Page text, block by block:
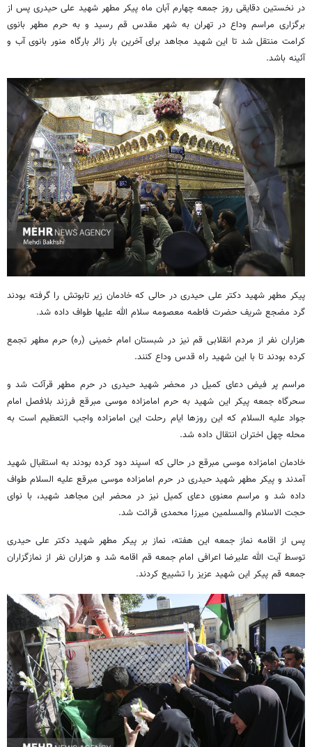
در نخستین دقایقی روز جمعه چهارم آبان ماه پیکر مطهر شهید علی حیدری پس از
برگزاری مراسم وداع در تهران به شهر مقدس قم رسید و به حرم مطهر بانوی
کرامت منتقل شد تا این شهید مجاهد برای آخرین بار زائر بارگاه منور بانوی آب و
آئینه باشد.
پیکر مطهر شهید دکتر علی حیدری در حالی که خادمان زیر تابوتش را گرفته بودند
گرد مضجع شریف حضرت فاطمه معصومه سلام الله علیها طواف داده شد.
هزاران نفر از مردم انقلابی قم نیز در شبستان امام خمینی (ره) حرم مطهر تجمع
کرده بودند تا با این شهید راه قدس وداع کنند.
مراسم پر فیض دعای کمیل در محضر شهید حیدری در حرم مطهر قرآئت شد و
سحرگاه جمعه پیکر این شهید به حرم امامزاده موسی مبرقع فرزند بلافصل امام
جواد علیه السلام که این روزها ایام رحلت این امامزاده واجب التعظیم است به
محله چهل اختران انتقال داده شد.
خادمان امامزاده موسی مبرقع در حالی که اسپند دود کرده بودند به استقبال شهید
آمدند و پیکر مطهر شهید حیدری در حرم امامزاده موسی مبرقع علیه السلام طواف
داده شد و مراسم معنوی دعای کمیل نیز در محضر این مجاهد شهید، با نوای
حجت الاسلام والمسلمین میرزا محمدی قرائت شد.
پس از اقامه نماز جمعه این هفته، نماز بر پیکر مطهر شهید دکتر علی حیدری
توسط آیت الله علیرضا اعرافی امام جمعه قم اقامه شد و هزاران نفر از نمازگزاران
جمعه قم پیکر این شهید عزیز را تشییع کردند.